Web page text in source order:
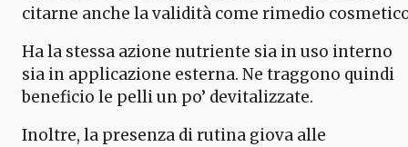
citarne anche la validità come rimedio
Ha la stessa azione nutriente sia in uso interno
sia in applicazione esterna. Ne traggono quindi
beneficio le pelli un po’ devitalizzate.
Inoltre, la presenza di rutina giova alle